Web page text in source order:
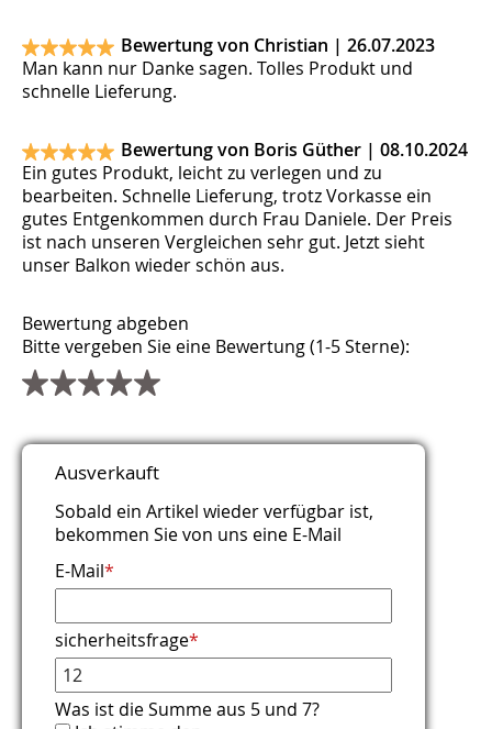
Bewertung von Christian | 26.07.2023
Man kann nur Danke sagen. Tolles Produkt und
schnelle Lieferung.
Bewertung von Boris Güther | 08.10.2024
Ein gutes Produkt, leicht zu verlegen und zu
bearbeiten. Schnelle Lieferung, trotz Vorkasse ein
gutes Entgenkommen durch Frau Daniele. Der Preis
ist nach unseren Vergleichen sehr gut. Jetzt sieht
unser Balkon wieder schön aus.
Bewertung abgeben
Bitte vergeben Sie eine Bewertung (1-5 Sterne):
Ausverkauft
Sobald ein Artikel wieder verfügbar ist,
bekommen Sie von uns eine E-Mail
E-Mail*
sicherheitsfrage*
Was ist die Summe aus 5 und 7?